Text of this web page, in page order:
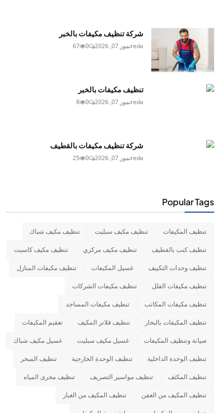
شركة تنظيف مكيفات بالخبر
redaتموز 07, 2026 0
67
تنظيف مكيفات بالخبر
redaتموز 07, 2026 0
8
شركة تنظيف مكيفات بالقطيف
redaتموز 07, 2026 0
25
Popular Tags
تنظيف المكيفات تنظيف مكيف سبليت تنظيف مكيف شباك
تنظيف كنب بالقطيف تنظيف مكيف مركزي تنظيف مكيف كاسيت
تنظيف وحدات التكييف غسيل المكيفات تنظيف مكيفات المنازل
تنظيف مكيفات الفلل تنظيف مكيفات الشركات
تنظيف مكيفات المكاتب تنظيف مكيفات المساجد
تنظيف المكيفات بالبخار تنظيف فلاتر المكيف تعقيم المكيفات
صيانة وتنظيف المكيفات غسيل مكيف سبليت غسيل مكيف شباك
تنظيف الوحدة الداخلية تنظيف الوحدة الخارجية تنظيف المبخر
تنظيف المكثف تنظيف مواسير التصريف تنظيف مجرى المياه
تنظيف المكيف من العفن تنظيف المكيف من الغبار